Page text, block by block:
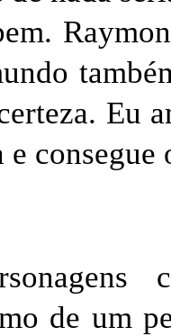
Eu
consegue
de um